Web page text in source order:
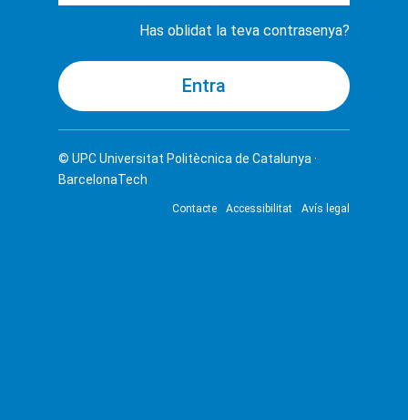
Has oblidat la teva contrasenya?
© UPCUniversitat Politècnica de Catalunya ·
BarcelonaTech
Contacte Accessibilitat Avís legal